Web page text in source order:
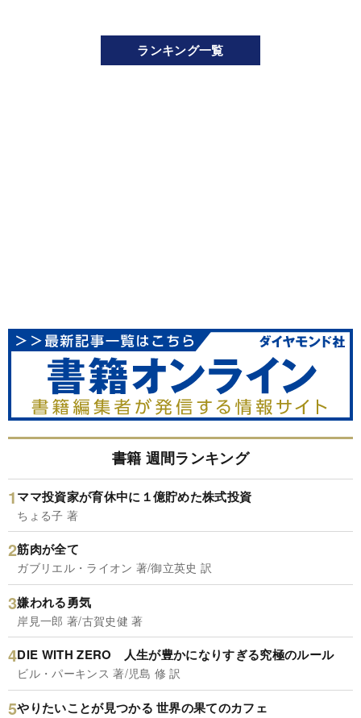
ランキング一覧
書籍 週間ランキング
ママ投資家が育休中に１億貯めた株式投資
ちょる子 著
筋肉が全て
ガブリエル・ライオン 著/御立英史 訳
嫌われる勇気
岸見一郎 著/古賀史健 著
DIE WITH ZERO 人生が豊かになりすぎる究極のルール
ビル・パーキンス 著/児島 修 訳
やりたいことが見つかる 世界の果てのカフェ